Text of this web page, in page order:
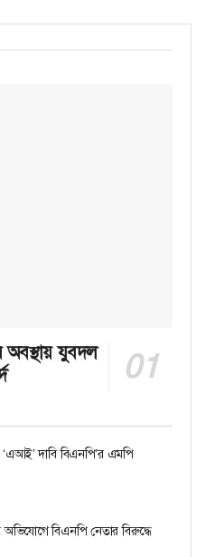
অবস্থায় যুবদল
দাবি বিএনপি’র এমপি
অভিযোগে বিএনপি নেতার বিরুদ্ধে